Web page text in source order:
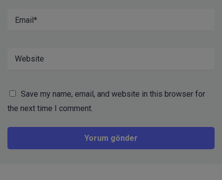
Save my name, email, and website in this browser for
the next time I comment.